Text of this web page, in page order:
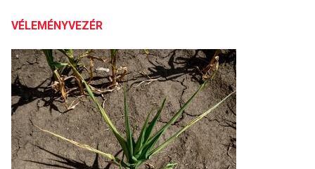
VÉLEMÉNYVEZÉR